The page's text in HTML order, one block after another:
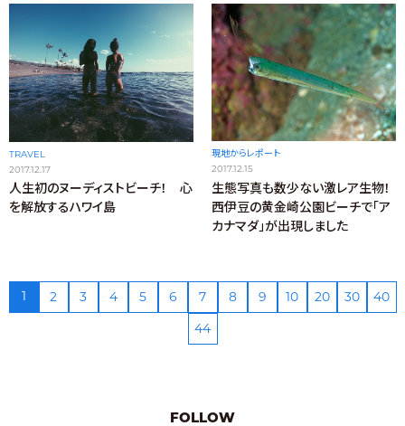
TRAVEL
2017.12.17
人生初のヌーディストビーチ！ 心
を解放するハワイ島
現地からレポート
2017.12.15
生態写真も数少ない激レア生物！
西伊豆の黄金崎公園ビーチで「ア
カナマダ」が出現しました
1 2 3 4 5 6 7 8 9 10 20 30
40
44
FOLLOW